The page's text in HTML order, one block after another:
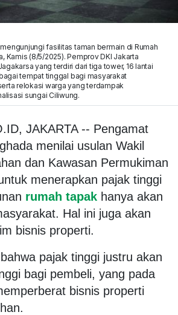
fasilitas taman bermain di Rumah
Kamis (8/5/2025). Pemprov DKI Jakarta
yang terdiri dari tiga tower, 16 lantai
tempat tinggal bagi masyarakat
relokasi warga yang terdampak
sungai Ciliwung.
JAKARTA -- Pengamat
menilai usulan Wakil
dan Kawasan Permukiman
menerapkan pajak tinggi
rumah tapak hanya akan
Hal ini juga akan
bisnis properti.
pajak tinggi justru akan
bagi pembeli, yang pada
bisnis properti